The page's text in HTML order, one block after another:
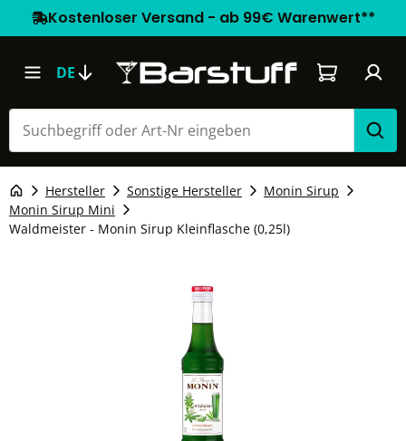
Kostenloser Versand - ab 99€ Warenwert**
DE Warenkorb
Hersteller Sonstige Hersteller
Monin Sirup
Monin Sirup Mini
Waldmeister - Monin Sirup Kleinflasche (0,25l)